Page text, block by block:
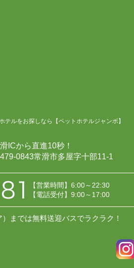
ルをお探しなら【ペットホテルジャンボ】
ICから直進10秒！
0843常滑市多屋字十部11-1
【営業時間】6:00～22:30
【電話受付】9:00～17:00
までは無料送迎バスでラクラク！